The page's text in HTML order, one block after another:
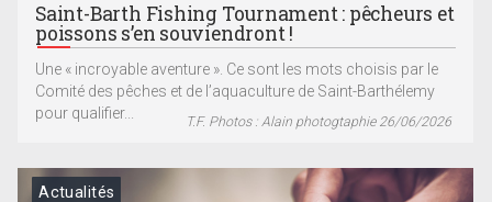
Saint-Barth Fishing Tournament : pêcheurs et
poissons s’en souviendront !
Une « incroyable aventure ». Ce sont les mots choisis par le
Comité des pêches et de l’aquaculture de Saint-Barthélemy
pour qualifier...
T.F. Photos : Alain photogtaphie 26/06/2026
Actualités